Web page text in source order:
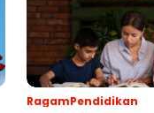
RagamPendidikan